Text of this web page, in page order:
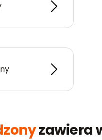
zawiera